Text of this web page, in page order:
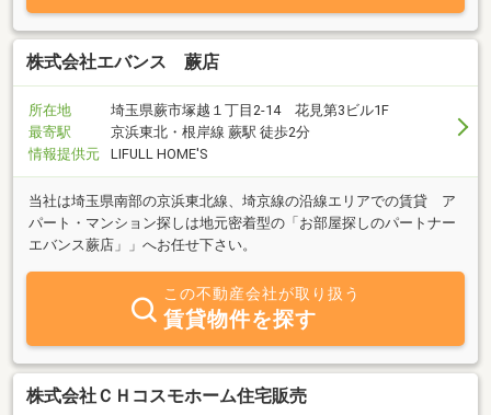
株式会社エバンス 蕨店
所在地
埼玉県蕨市塚越１丁目2-14 花見第3ビル1F
最寄駅
京浜東北・根岸線 蕨駅 徒歩2分
情報提供元
LIFULL HOME'S
当社は埼玉県南部の京浜東北線、埼京線の沿線エリアでの賃貸 ア
パート・マンション探しは地元密着型の「お部屋探しのパートナー
エバンス蕨店」」へお任せ下さい。
この不動産会社が取り扱う
賃貸物件を探す
株式会社ＣＨコスモホーム住宅販売